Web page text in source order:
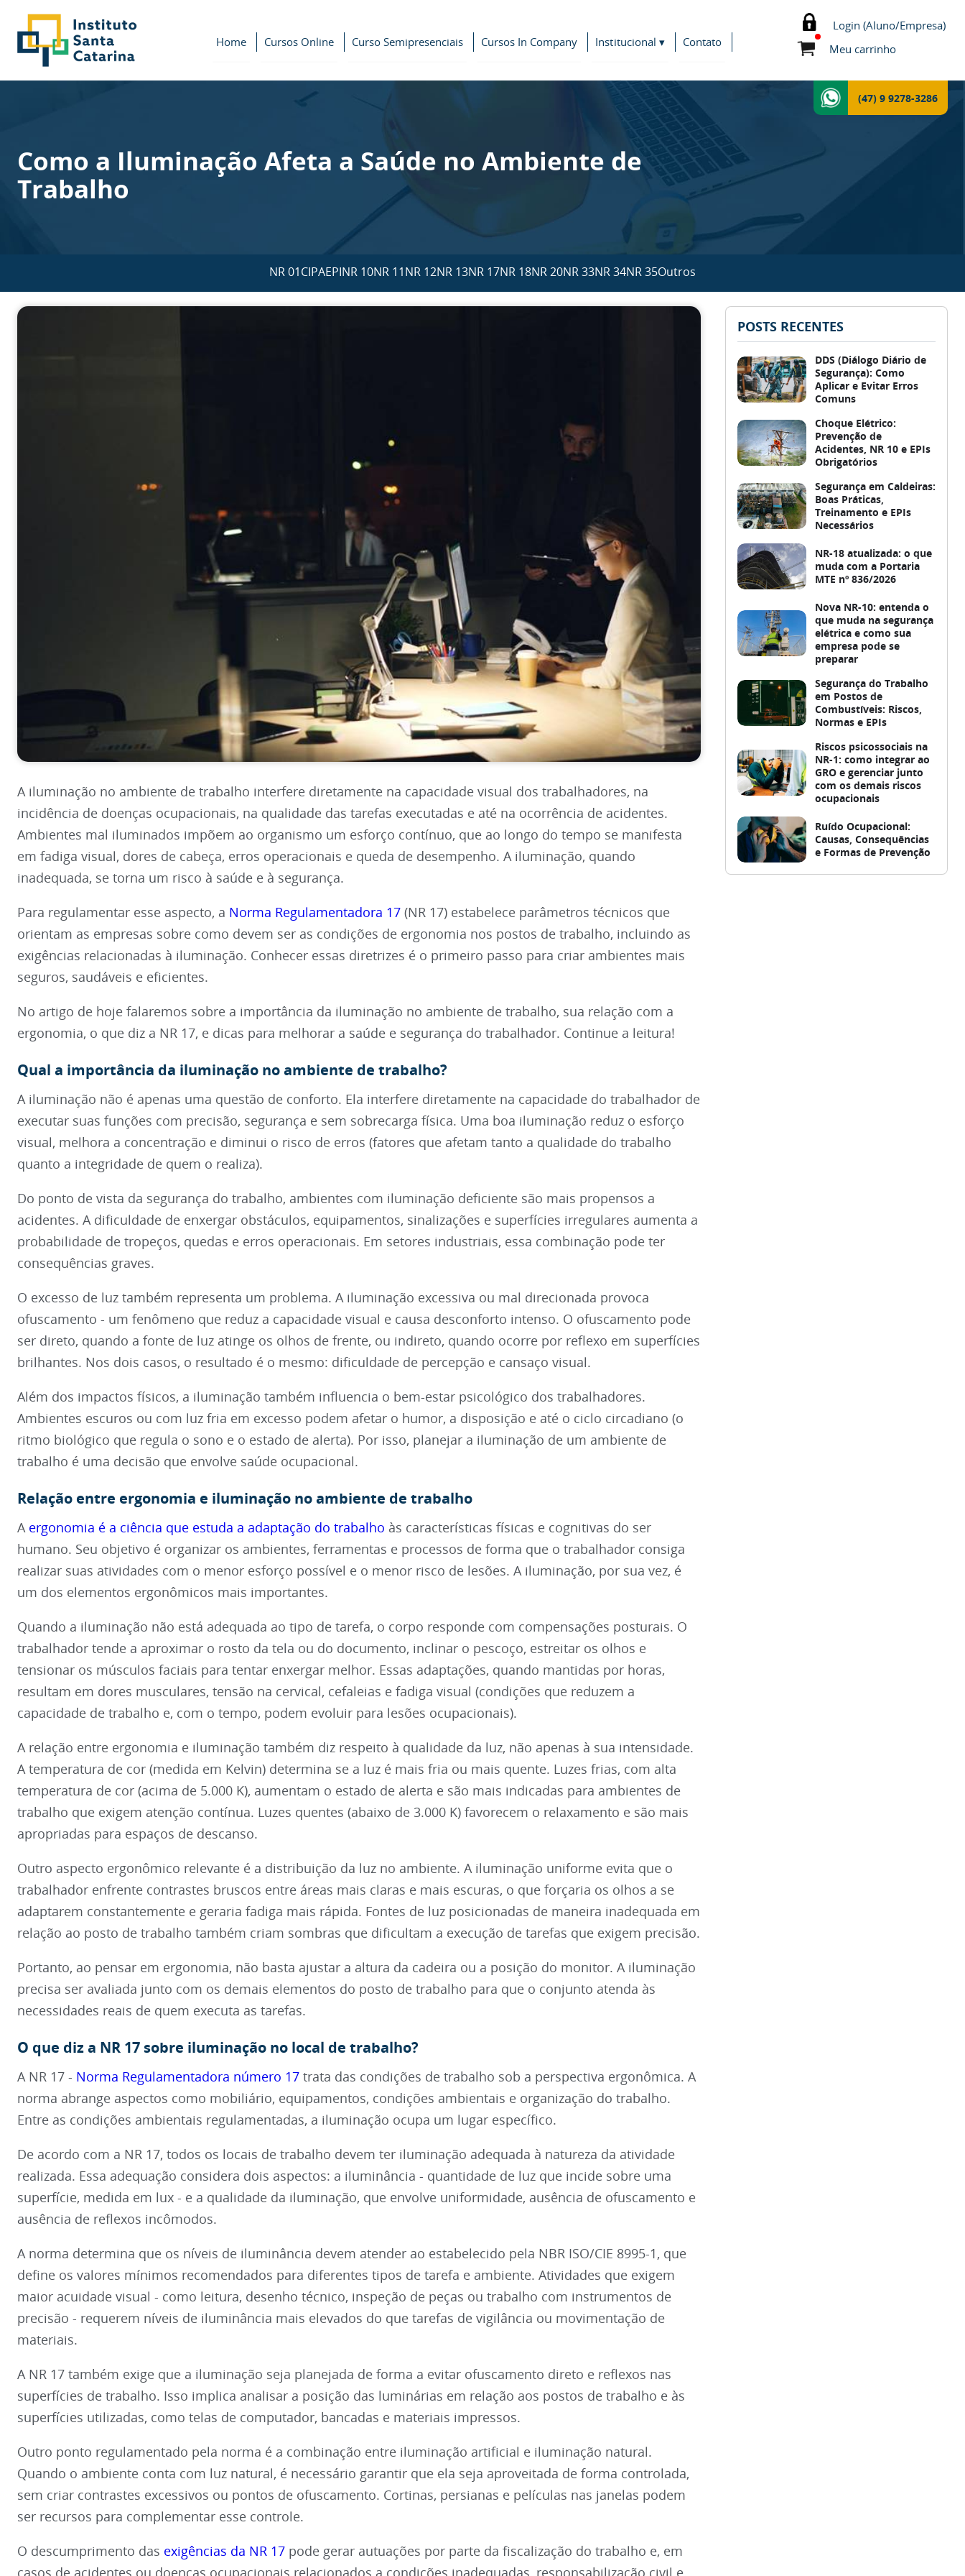
Home Cursos Online Curso Semipresenciais Cursos In Company Institucional ▾ Contato
Login (Aluno/Empresa)
Meu carrinho
(47) 9 9278-3286
Como a Iluminação Afeta a Saúde no Ambiente de
Trabalho
NR 01CIPAEPINR 10NR 11NR 12NR 13NR 17NR 18NR 20NR 33NR 34NR 35Outros
A iluminação no ambiente de trabalho interfere diretamente na capacidade visual dos trabalhadores, na
incidência de doenças ocupacionais, na qualidade das tarefas executadas e até na ocorrência de acidentes.
Ambientes mal iluminados impõem ao organismo um esforço contínuo, que ao longo do tempo se manifesta
em fadiga visual, dores de cabeça, erros operacionais e queda de desempenho. A iluminação, quando
inadequada, se torna um risco à saúde e à segurança.
Para regulamentar esse aspecto, a Norma Regulamentadora 17 (NR 17) estabelece parâmetros técnicos que
orientam as empresas sobre como devem ser as condições de ergonomia nos postos de trabalho, incluindo as
exigências relacionadas à iluminação. Conhecer essas diretrizes é o primeiro passo para criar ambientes mais
seguros, saudáveis e eficientes.
No artigo de hoje falaremos sobre a importância da iluminação no ambiente de trabalho, sua relação com a
ergonomia, o que diz a NR 17, e dicas para melhorar a saúde e segurança do trabalhador. Continue a leitura!
Qual a importância da iluminação no ambiente de trabalho?
A iluminação não é apenas uma questão de conforto. Ela interfere diretamente na capacidade do trabalhador de
executar suas funções com precisão, segurança e sem sobrecarga física. Uma boa iluminação reduz o esforço
visual, melhora a concentração e diminui o risco de erros (fatores que afetam tanto a qualidade do trabalho
quanto a integridade de quem o realiza).
Do ponto de vista da segurança do trabalho, ambientes com iluminação deficiente são mais propensos a
acidentes. A dificuldade de enxergar obstáculos, equipamentos, sinalizações e superfícies irregulares aumenta a
probabilidade de tropeços, quedas e erros operacionais. Em setores industriais, essa combinação pode ter
consequências graves.
O excesso de luz também representa um problema. A iluminação excessiva ou mal direcionada provoca
ofuscamento - um fenômeno que reduz a capacidade visual e causa desconforto intenso. O ofuscamento pode
ser direto, quando a fonte de luz atinge os olhos de frente, ou indireto, quando ocorre por reflexo em superfícies
brilhantes. Nos dois casos, o resultado é o mesmo: dificuldade de percepção e cansaço visual.
Além dos impactos físicos, a iluminação também influencia o bem-estar psicológico dos trabalhadores.
Ambientes escuros ou com luz fria em excesso podem afetar o humor, a disposição e até o ciclo circadiano (o
ritmo biológico que regula o sono e o estado de alerta). Por isso, planejar a iluminação de um ambiente de
trabalho é uma decisão que envolve saúde ocupacional.
Relação entre ergonomia e iluminação no ambiente de trabalho
A ergonomia é a ciência que estuda a adaptação do trabalho às características físicas e cognitivas do ser
humano. Seu objetivo é organizar os ambientes, ferramentas e processos de forma que o trabalhador consiga
realizar suas atividades com o menor esforço possível e o menor risco de lesões. A iluminação, por sua vez, é
um dos elementos ergonômicos mais importantes.
Quando a iluminação não está adequada ao tipo de tarefa, o corpo responde com compensações posturais. O
trabalhador tende a aproximar o rosto da tela ou do documento, inclinar o pescoço, estreitar os olhos e
tensionar os músculos faciais para tentar enxergar melhor. Essas adaptações, quando mantidas por horas,
resultam em dores musculares, tensão na cervical, cefaleias e fadiga visual (condições que reduzem a
capacidade de trabalho e, com o tempo, podem evoluir para lesões ocupacionais).
A relação entre ergonomia e iluminação também diz respeito à qualidade da luz, não apenas à sua intensidade.
A temperatura de cor (medida em Kelvin) determina se a luz é mais fria ou mais quente. Luzes frias, com alta
temperatura de cor (acima de 5.000 K), aumentam o estado de alerta e são mais indicadas para ambientes de
trabalho que exigem atenção contínua. Luzes quentes (abaixo de 3.000 K) favorecem o relaxamento e são mais
apropriadas para espaços de descanso.
Outro aspecto ergonômico relevante é a distribuição da luz no ambiente. A iluminação uniforme evita que o
trabalhador enfrente contrastes bruscos entre áreas mais claras e mais escuras, o que forçaria os olhos a se
adaptarem constantemente e geraria fadiga mais rápida. Fontes de luz posicionadas de maneira inadequada em
relação ao posto de trabalho também criam sombras que dificultam a execução de tarefas que exigem precisão.
Portanto, ao pensar em ergonomia, não basta ajustar a altura da cadeira ou a posição do monitor. A iluminação
precisa ser avaliada junto com os demais elementos do posto de trabalho para que o conjunto atenda às
necessidades reais de quem executa as tarefas.
O que diz a NR 17 sobre iluminação no local de trabalho?
A NR 17 - Norma Regulamentadora número 17 trata das condições de trabalho sob a perspectiva ergonômica. A
norma abrange aspectos como mobiliário, equipamentos, condições ambientais e organização do trabalho.
Entre as condições ambientais regulamentadas, a iluminação ocupa um lugar específico.
De acordo com a NR 17, todos os locais de trabalho devem ter iluminação adequada à natureza da atividade
realizada. Essa adequação considera dois aspectos: a iluminância - quantidade de luz que incide sobre uma
superfície, medida em lux - e a qualidade da iluminação, que envolve uniformidade, ausência de ofuscamento e
ausência de reflexos incômodos.
A norma determina que os níveis de iluminância devem atender ao estabelecido pela NBR ISO/CIE 8995-1, que
define os valores mínimos recomendados para diferentes tipos de tarefa e ambiente. Atividades que exigem
maior acuidade visual - como leitura, desenho técnico, inspeção de peças ou trabalho com instrumentos de
precisão - requerem níveis de iluminância mais elevados do que tarefas de vigilância ou movimentação de
materiais.
A NR 17 também exige que a iluminação seja planejada de forma a evitar ofuscamento direto e reflexos nas
superfícies de trabalho. Isso implica analisar a posição das luminárias em relação aos postos de trabalho e às
superfícies utilizadas, como telas de computador, bancadas e materiais impressos.
Outro ponto regulamentado pela norma é a combinação entre iluminação artificial e iluminação natural.
Quando o ambiente conta com luz natural, é necessário garantir que ela seja aproveitada de forma controlada,
sem criar contrastes excessivos ou pontos de ofuscamento. Cortinas, persianas e películas nas janelas podem
ser recursos para complementar esse controle.
O descumprimento das exigências da NR 17 pode gerar autuações por parte da fiscalização do trabalho e, em
POSTS RECENTES
DDS (Diálogo Diário de
Segurança): Como
Aplicar e Evitar Erros
Comuns
Choque Elétrico:
Prevenção de
Acidentes, NR 10 e EPIs
Obrigatórios
Segurança em Caldeiras:
Boas Práticas,
Treinamento e EPIs
Necessários
NR-18 atualizada: o que
muda com a Portaria
MTE nº 836/2026
Nova NR-10: entenda o
que muda na segurança
elétrica e como sua
empresa pode se
preparar
Segurança do Trabalho
em Postos de
Combustíveis: Riscos,
Normas e EPIs
Riscos psicossociais na
NR-1: como integrar ao
GRO e gerenciar junto
com os demais riscos
ocupacionais
Ruído Ocupacional:
Causas, Consequências
e Formas de Prevenção